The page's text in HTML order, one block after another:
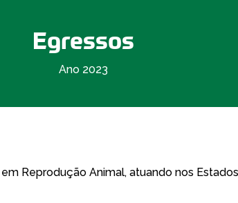
Egressos
Ano 2023
Reprodução Animal, atuando nos